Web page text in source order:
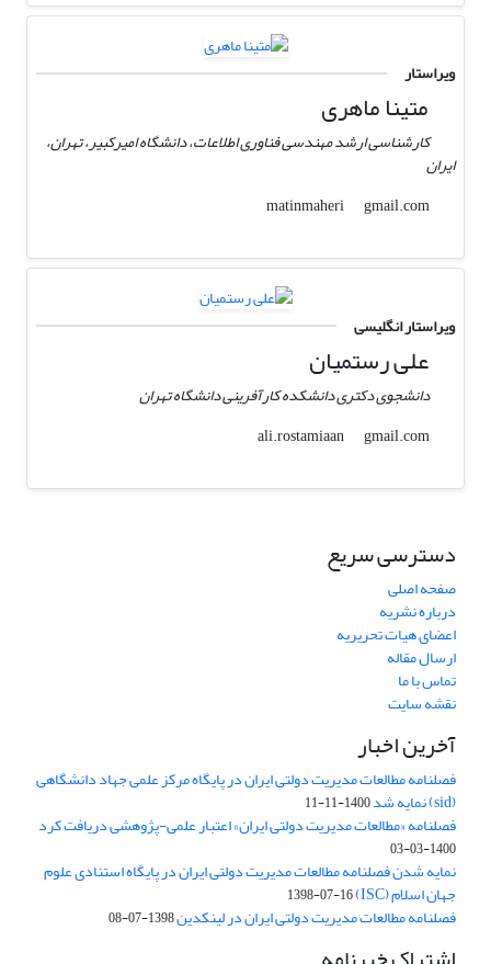
ویراستار
متینا ماهری
کارشناسی ارشد مهندسی فناوری اطلاعات، دانشگاه امیرکبیر، تهران،
ایران
matinmaheri
gmail.com
ویراستار انگلیسی
علی رستمیان
دانشجوی دکتری دانشکده کارآفرینی دانشگاه تهران
ali.rostamiaan
gmail.com
دسترسی سریع
صفحه اصلی
درباره نشریه
اعضای هیات تحریریه
ارسال مقاله
تماس با ما
نقشه سایت
آخرین اخبار
فصلنامه مطالعات مدیریت دولتی ایران در پایگاه مرکز علمی جهاد دانشگاهی
(sid) نمایه شد 1400-11-11
فصلنامه «مطالعات مدیریت دولتی ایران» اعتبار علمی-پژوهشی دریافت کرد
1400-03-03
نمایه شدن فصلنامه مطالعات مدیریت دولتی ایران در پایگاه استنادی علوم
جهان اسلام (ISC) 1398-07-16
فصلنامه مطالعات مدیریت دولتی ایران در لینکدین1398-07-08